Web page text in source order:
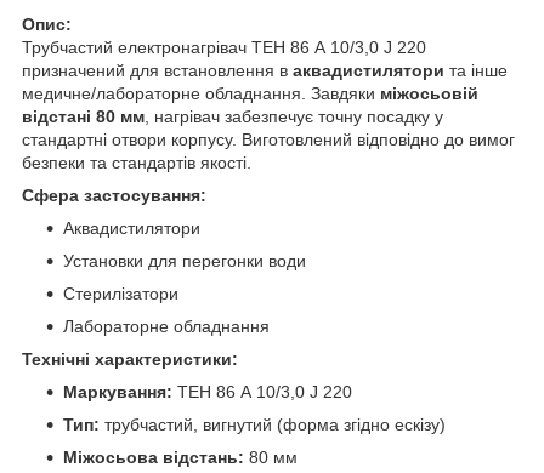
Опис:
Трубчастий електронагрівач ТЕН 86 А 10/3,0 J 220
призначений для встановлення в аквадистилятори та інше
медичне/лабораторне обладнання. Завдяки міжосьовій
відстані 80 мм , нагрівач забезпечує точну посадку у
стандартні отвори корпусу. Виготовлений відповідно до вимог
безпеки та стандартів якості.
Сфера застосування:
Аквадистилятори
Установки для перегонки води
Стерилізатори
Лабораторне обладнання
Технічні характеристики:
Маркування: ТЕН 86 А 10/3,0 J 220
Тип: трубчастий, вигнутий (форма згідно ескізу)
Міжосьова відстань: 80 мм